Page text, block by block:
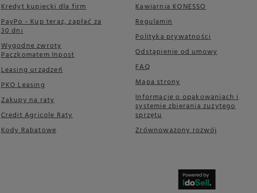
Kredyt kupiecki dla firm
PayPo - Kup teraz, zapłać za
30 dni
Wygodne zwroty
Paczkomatem Inpost
Leasing urządzeń
PKO Leasing
Zakupy na raty
Credit Agricole Raty
Kody Rabatowe
Kawiarnia KONESSO
Regulamin
Polityka prywatności
Odstąpienie od umowy
FAQ
Mapa strony
Informacje o opakowaniach i
systemie zbierania zużytego
sprzętu
Zrównoważony rozwój